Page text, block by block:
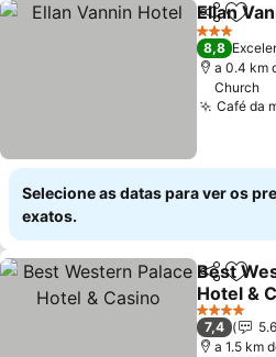
Partilhar
Ellan
3 Estrelas
8,8
a 0.4 km
Church
Café da
Selecione as datas para ver os
exatos.
Partilhar
Best
Hotel &
Ver
4 Estrelas
7,4
a 1.5 km